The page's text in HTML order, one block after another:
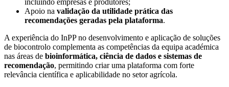
incluindo empresas e produtores;
Apoio na validação da utilidade prática das
recomendações geradas pela plataforma.
A experiência do InPP no desenvolvimento e aplicação de soluções
de biocontrolo complementa as competências da equipa académica
nas áreas de bioinformática, ciência de dados e sistemas de
recomendação, permitindo criar uma plataforma com forte
relevância científica e aplicabilidade no setor agrícola.